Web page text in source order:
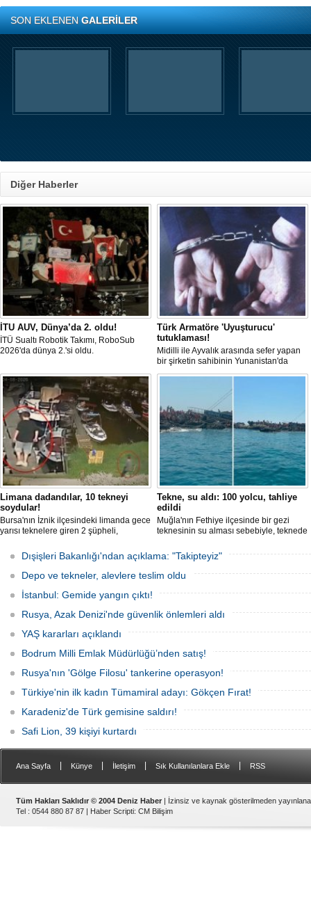
SON EKLENENGALERİLER
Diğer Haberler
İTU AUV, Dünya’da 2. oldu!
İTÜ Sualtı Robotik Takımı, RoboSub
2026'da dünya 2.'si oldu.
Türk Armatöre 'Uyuşturucu'
tutuklaması!
Midilli ile Ayvalık arasında sefer yapan
bir şirketin sahibinin Yunanistan'da
tutuklandığı bildirildi.
Limana dadandılar, 10 tekneyi
soydular!
Bursa'nın İznik ilçesindeki limanda gece
yarısı teknelere giren 2 şüpheli,
çaldı. Olay, güvenlik kameralarına
yansıdı, tekne sahiplerinin ihbarıyla
jandarma inceleme başlattı.
Tekne, su aldı: 100 yolcu, tahliye
edildi
Muğla'nın Fethiye ilçesinde bir gezi
teknesinin su alması sebebiyle, teknede
teknenin batmaması için bölgede
kurtarma çalışması başlatıldı.
Dışişleri Bakanlığı'ndan açıklama: "Takipteyiz"
Depo ve tekneler, alevlere teslim oldu
İstanbul: Gemide yangın çıktı!
Rusya, Azak Denizi'nde güvenlik önlemleri aldı
YAŞ kararları açıklandı
Bodrum Milli Emlak Müdürlüğü’nden satış!
Rusya'nın 'Gölge Filosu' tankerine operasyon!
Türkiye'nin ilk kadın Tümamiral adayı: Gökçen Fırat!
Karadeniz'de Türk gemisine saldırı!
Safi Lion, 39 kişiyi kurtardı
Ana Sayfa Künye İletişim Sık Kullanılanlara Ekle RSS
Tüm Hakları Saklıdır © 2004 Deniz Haber | İzinsiz ve kaynak gösterilmeden
Tel : 0544 880 87 87 | Haber Scripti: CM Bilişim